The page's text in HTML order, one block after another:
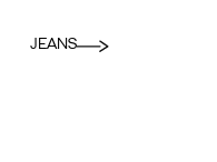
JEANS